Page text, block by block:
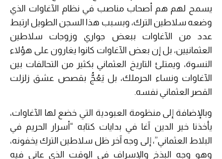
يسمح لهم هم أصحاب مناصب في نظام الآغاوات الذي
وضعه سلاطين الترك، وبسبب هذا السجن الطويل ارتبط
عدد من الآغاوات ببعض جواري وزوجات سلاطين
العثمانيين، بل إن بعض الآغاوات كانوا يغارون على هؤلاء
النسوة، ويمتلئ التاريخ العثماني بكثير من التحالفات بين
الآغاوات ونساء الحرملك، بل يَعُجُّ بقصص عشق زلزلت
القصر العثماني نفسه.
وبالإضافة إلى منظومة العبودية التي خضع لها الآغاوات،
يأخذنا خير الدين آغا في بدايات كتابه “أسرار الحريم في
البلاط العثماني”، إلى وجه آخر ظل سلاطين الترك يخفونه،
وهو وجه البذخ والإسراف في الوقت الذي عاني فيه